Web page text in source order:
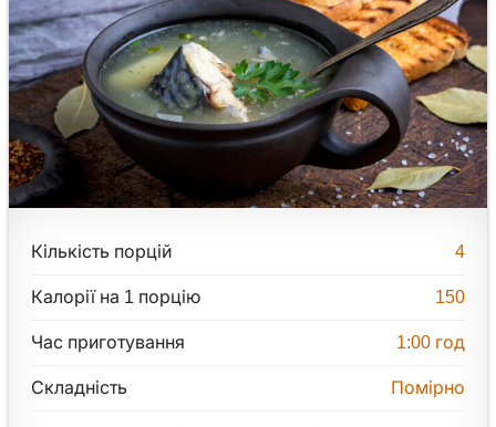
Кількість порцій 4
Калорії на 1 порцію 150
Час приготування 1:00 год
Складність Помірно